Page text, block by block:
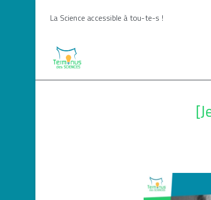
La Science accessible à tou-te-s !